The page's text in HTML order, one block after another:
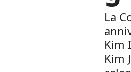
La
Kim
Kim